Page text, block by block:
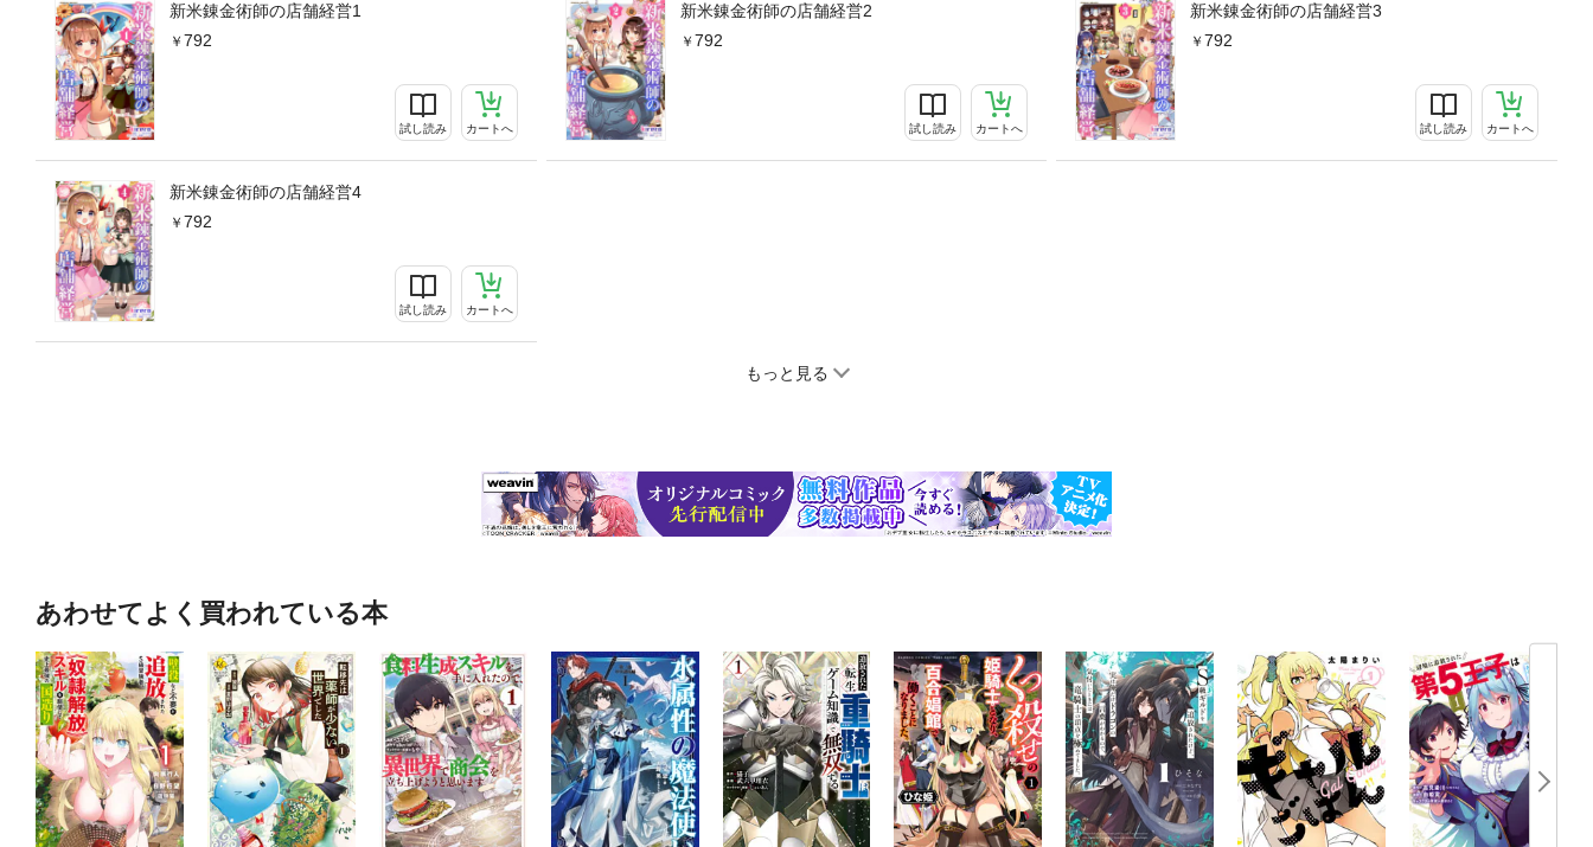
新米錬金術師の店舗経営1
792
試し読み カートへ
新米錬金術師の店舗経営2
792
試し読み カートへ
新米錬金術師の店舗経営3
792
試し読み カートへ
新米錬金術師の店舗経営4
792
試し読み カートへ
もっと見る
あわせてよく買われている本